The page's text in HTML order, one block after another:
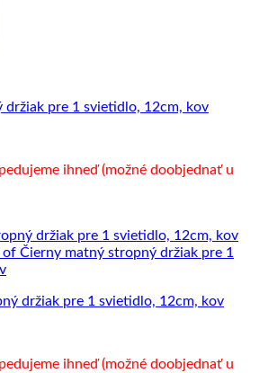
držiak pre 1 svietidlo, 12cm, kov
ihneď (možné doobjednať u
držiak pre 1 svietidlo, 12cm, kov
ihneď (možné doobjednať u